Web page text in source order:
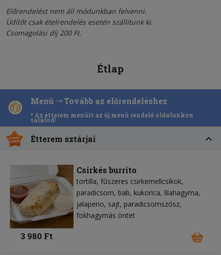
Előrendelést nem áll módunkban felvenni.
Üdítőt csak ételrendelés esetén szállítunk ki.
Csomagolási díj 200 Ft.
Étlap
Menü Tovább az előrendeléshez
* Az étterem menüit az új menü rendelő oldalunkon
találod!
Étterem sztárjai
Csirkés burrito
tortilla fűszeres csirkemellcsíkok
paradicsom bab kukorica lilahagyma
jalapeno sajt paradicsomszósz
fokhagymás öntet
3 980 Ft